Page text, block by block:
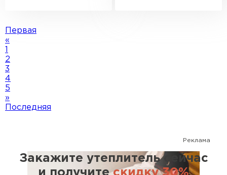
Первая
«
2
3
4
5
»
Последняя
Реклама
Закажите утеплитель сейчас
и получитескидку 30%